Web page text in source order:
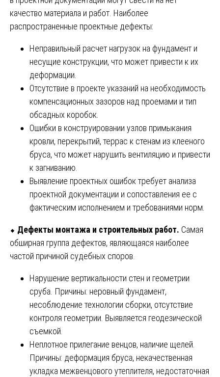
качество материала и работ. Наиболее
распространенные проектные дефекты:
Неправильный расчет нагрузок на фундамент и
несущие конструкции, что может привести к их
деформации.
Отсутствие в проекте указаний на необходимость
компенсационных зазоров над проемами и тип
обсадных коробок.
Ошибки в конструировании узлов примыкания
кровли, перекрытий, террас к стенам из клееного
бруса, что может нарушить вентиляцию и привести
к загниванию.
Выявление проектных ошибок требует анализа
проектной документации и сопоставления ее с
фактическим исполнением и требованиями норм.
⬥ Дефекты монтажа и строительных работ. Самая
обширная группа дефектов, являющаяся наиболее
частой причиной судебных споров.
Нарушение вертикальности стен и геометрии
сруба. Причины: неровный фундамент,
несоблюдение технологии сборки, отсутствие
контроля геометрии. Выявляется геодезической
съемкой.
Неплотное прилегание венцов, наличие щелей.
Причины: деформация бруса, некачественная
укладка межвенцового утеплителя, недостаточная